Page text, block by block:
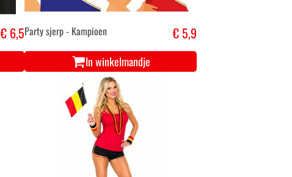
€ 6,5Party sjerp - Kampioen € 5,9
In winkelmandje